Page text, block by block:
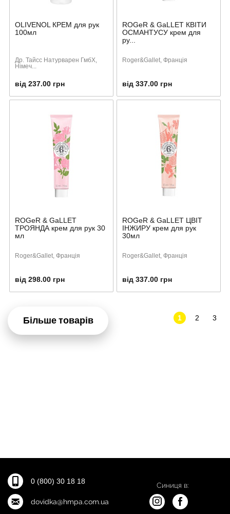
OLIVENOL КРЕМ для рук
100мл
Др. Тайсс Натурварен ГмбХ,
Німеч...
від 237.00 грн
ROGeR & GaLLET КВІТИ
ОСМАНТУСУ крем для
ру...
Roger&Gallet, Франція
від 337.00 грн
ROGeR & GaLLET
ТРОЯНДА крем для рук 30
мл
Roger&Gallet, Франція
від 298.00 грн
ROGeR & GaLLET ЦВІТ
ІНЖИРУ крем для рук
30мл
Roger&Gallet, Франція
від 337.00 грн
Більше товарів 1 2 3
0 (800) 30 18 18
dovidka@hmpa.com.ua
Синиця в: